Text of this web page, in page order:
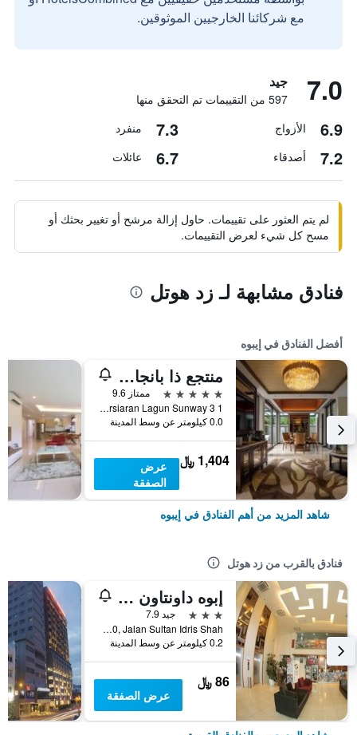
مع شركائنا الخارجيين الموثوقين.
7.0 جيد
597 من التقييمات تم التحقق منها
6.9 الأزواج 7.3 منفرد
7.2 أصدقاء 6.7 عائلات
لم يتم العثور على تقييمات. حاول إزالة مرشح أو تغيير بحثك أو
مسح كل شيء لعرض التقييمات.
فنادق مشابهة لـ زد هوتل
أفضل الفنادق في إيبوه
منتجع ذا بانجاران هوت سبرنغز
5 نجوم
ممتاز 9.6
1 Persiaran Lagun Sunway 3, إيبوه, ماليزيا
0.0 كيلومتر عن وسط المدينة
1,404 ﷼
عرض
الصفقة
شاهد المزيد من أهم الفنادق في إيبوه
فنادق بالقرب من زد هوتل
إبوه داونتاون هوتل
3 نجوم
جيد 7.9
No210, Jalan Sultan Idris Shah, إيبوه, ماليزيا
0.2 كيلومتر عن وسط المدينة
86 ﷼
عرض الصفقة